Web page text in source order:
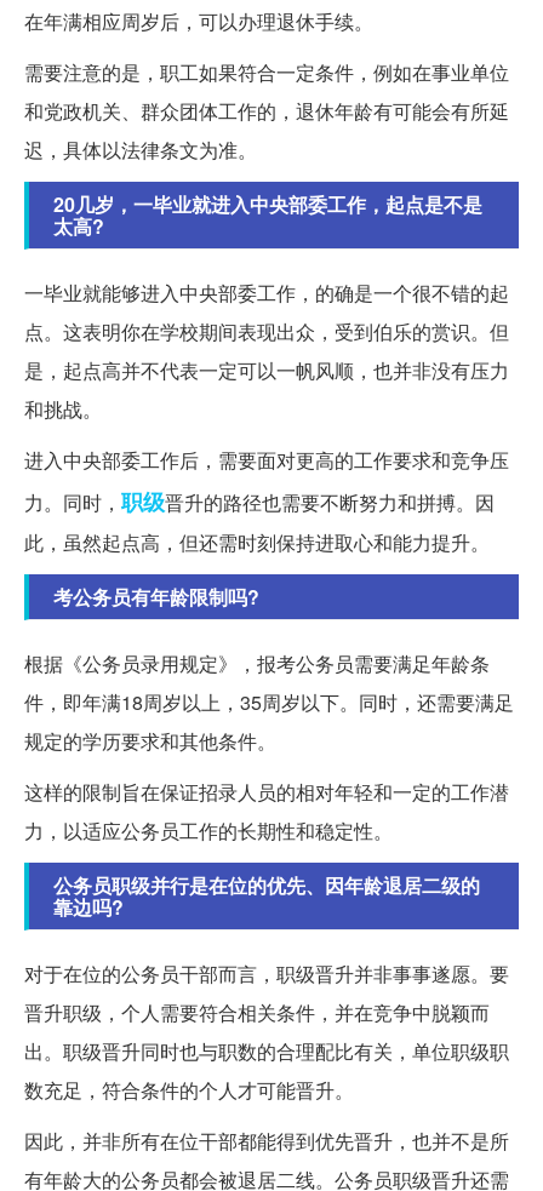
在年满相应周岁后，可以办理退休手续。
需要注意的是，职工如果符合一定条件，例如在事业单位
和党政机关、群众团体工作的，退休年龄有可能会有所延
迟，具体以法律条文为准。
20几岁，一毕业就进入中央部委工作，起点是不是
太高?
一毕业就能够进入中央部委工作，的确是一个很不错的起
点。这表明你在学校期间表现出众，受到伯乐的赏识。但
是，起点高并不代表一定可以一帆风顺，也并非没有压力
和挑战。
进入中央部委工作后，需要面对更高的工作要求和竞争压
力。同时， 职级晋升的路径也需要不断努力和拼搏。因
此，虽然起点高，但还需时刻保持进取心和能力提升。
考公务员有年龄限制吗?
根据《公务员录用规定》，报考公务员需要满足年龄条
件，即年满18周岁以上，35周岁以下。同时，还需要满足
规定的学历要求和其他条件。
这样的限制旨在保证招录人员的相对年轻和一定的工作潜
力，以适应公务员工作的长期性和稳定性。
公务员职级并行是在位的优先、因年龄退居二级的
靠边吗?
对于在位的公务员干部而言，职级晋升并非事事遂愿。要
晋升职级，个人需要符合相关条件，并在竞争中脱颖而
出。职级晋升同时也与职数的合理配比有关，单位职级职
数充足，符合条件的个人才可能晋升。
因此，并非所有在位干部都能得到优先晋升，也并不是所
有年龄大的公务员都会被退居二线。公务员职级晋升还需